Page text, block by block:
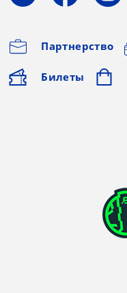
Партнерство
Билеты